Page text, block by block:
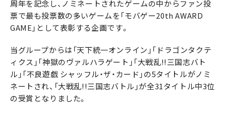
周年を記念し、ノミネートされたゲームの中からファン投
票で最も投票数の多いゲームを「モバゲー20th AWARD
GAME」として表彰する企画です。
当グループからは「天下統一オンライン」「ドラゴンタクテ
ィクス」「神獄のヴァルハラゲート」「大戦乱!!三国志バト
ル」「不良遊戯 シャッフル・ザ・カード」の5タイトルがノミ
ネートされ、「大戦乱!!三国志バトル」が全31タイトル中3位
の受賞となりました。